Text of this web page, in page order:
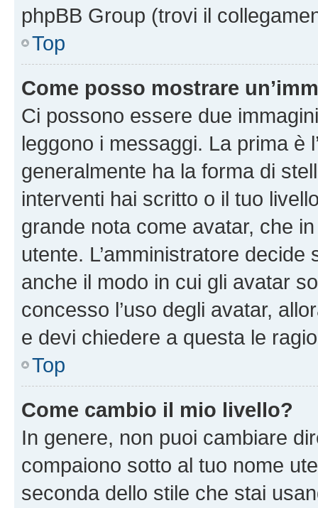
phpBB Group (trovi il
Top
Come posso mostrare
Ci possono essere due
leggono i messaggi. La prima è
generalmente ha la forma di
interventi hai scritto o il tuo
grande nota come avatar, che
utente. L’amministratore
anche il modo in cui gli avatar
concesso l’uso degli avatar,
e devi chiedere a questa le
Top
Come cambio il mio livello?
In genere, non puoi cambiare
compaiono sotto al tuo nome
seconda dello stile che stai